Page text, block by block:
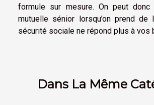
formule sur mesure. On peut donc
mutuelle sénior lorsqu’on prend de
sécurité sociale ne répond plus à vos
Dans La Même